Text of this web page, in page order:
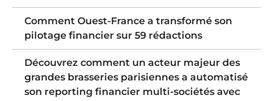
Comment Ouest-France a transformé son
pilotage financier sur 59 rédactions
Découvrez comment un acteur majeur des
grandes brasseries parisiennes a automatisé
son reporting financier multi-sociétés avec